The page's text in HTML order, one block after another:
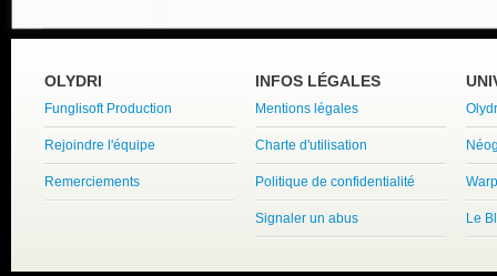
OLYDRI
Funglisoft Production
Rejoindre l'équipe
Remerciements
INFOS LÉGALES
Mentions légales
Charte d'utilisation
Politique de confidentialité
Signaler un abus Le